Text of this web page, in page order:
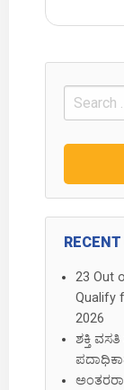
Search
for:
23 Out
Qualify
2026
ಶಕ್ತಿ